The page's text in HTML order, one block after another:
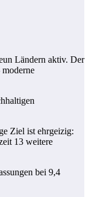
Ländern aktiv. Der
Ziel ist ehrgeizig:
13 weitere
bei 9,4